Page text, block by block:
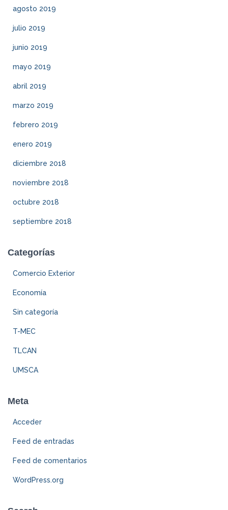
agosto 2019
julio 2019
junio 2019
mayo 2019
abril 2019
marzo 2019
febrero 2019
enero 2019
diciembre 2018
noviembre 2018
octubre 2018
septiembre 2018
Categorías
Comercio Exterior
Economía
Sin categoría
T-MEC
TLCAN
UMSCA
Meta
Acceder
Feed de entradas
Feed de comentarios
WordPress.org